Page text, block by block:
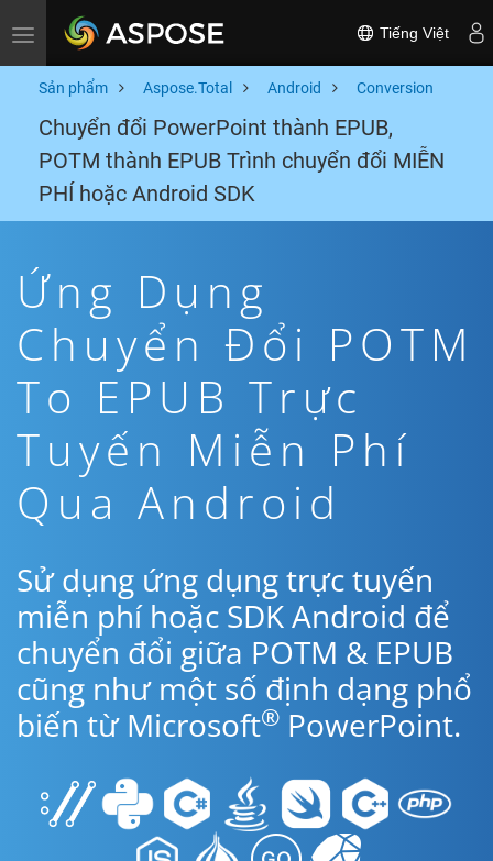
Toggle navigation Tiếng Việt
Sản phẩm Aspose.Total Android Conversion
Chuyển đổi PowerPoint thành EPUB,
POTM thành EPUB Trình chuyển đổi MIỄN
PHÍ hoặc Android SDK
Ứng Dụng
Chuyển Đổi POTM
To EPUB Trực
Tuyến Miễn Phí
Qua Android
Sử dụng ứng dụng trực tuyến
miễn phí hoặc SDK Android để
chuyển đổi giữa POTM & EPUB
cũng như một số định dạng phổ
biến từ Microsoft® PowerPoint.